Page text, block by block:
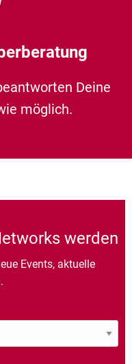
Deine
möglich.
werden
Events, aktuelle